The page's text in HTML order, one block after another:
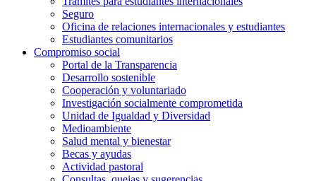
Seguro
Oficina de relaciones internacionales y estudiantes
Estudiantes comunitarios
Compromiso social
Portal de la Transparencia
Desarrollo sostenible
Cooperación y voluntariado
Investigación socialmente comprometida
Unidad de Igualdad y Diversidad
Medioambiente
Salud mental y bienestar
Becas y ayudas
Actividad pastoral